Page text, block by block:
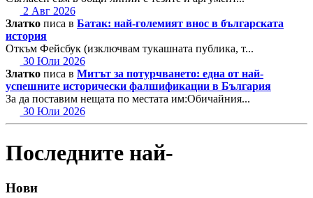
2 Авг 2026
Златко писа в Батак: най-големият внос в българската
история
Откъм Фейсбук (изключвам тукашната публика, т...
30 Юли 2026
Златко писа в Митът за потурчването: една от най-
успешните исторически фалшификации в България
За да поставим нещата по местата им:Обичайния...
30 Юли 2026
Последните най-
Нови